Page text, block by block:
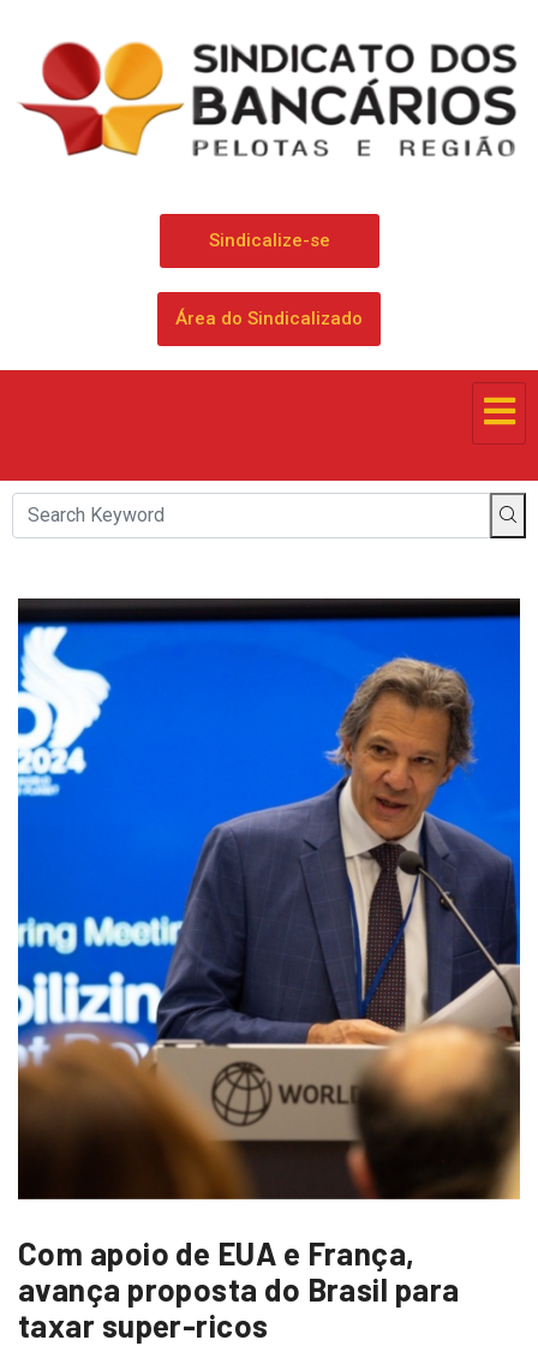
Sindicalize-se
Área do Sindicalizado
Com apoio de EUA e França,
avança proposta do Brasil para
taxar super-ricos